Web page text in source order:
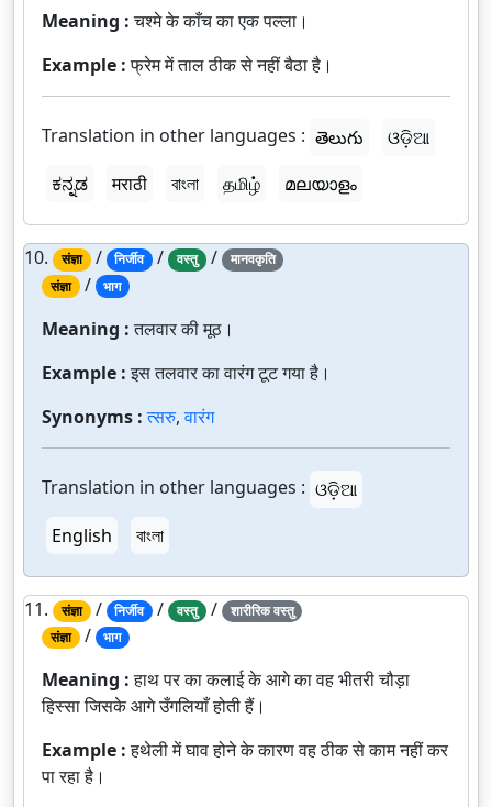
Meaning :चश्मे के काँच का एक पल्ला।
Example :फ्रेम में ताल ठीक से नहीं बैठा है।
Translation in other languages : తెలుగు
ଓଡ଼ିଆ
ಕನ್ನಡ
मराठी বাংলা தமிழ் മലയാളം
10. संज्ञा / निर्जीव / वस्तु /
मानवकृति
संज्ञा / भाग
Meaning :तलवार की मूठ।
Example :इस तलवार का वारंग टूट गया है।
Synonyms :त्सरु,वारंग
Translation in other languages : ଓଡ଼ିଆ
English
বাংলা
11. संज्ञा / निर्जीव / वस्तु /
शारीरिक वस्तु
संज्ञा / भाग
Meaning :हाथ पर का कलाई के आगे का वह भीतरी चौड़ा
हिस्सा जिसके आगे उँगलियाँ होती हैं।
Example :हथेली में घाव होने के कारण वह ठीक से काम नहीं कर
पा रहा है।